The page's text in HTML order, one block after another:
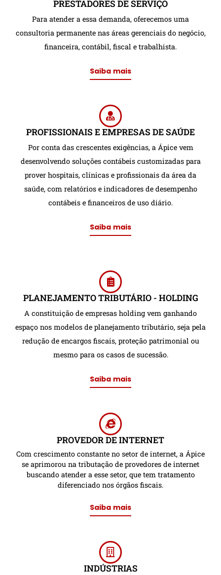
PRESTADORES DE SERVIÇO
Para atender a essa demanda, oferecemos uma
consultoria permanente nas áreas gerenciais do negócio,
financeira, contábil, fiscal e trabalhista.
Saiba mais
PROFISSIONAIS E EMPRESAS DE SAÚDE
Por conta das crescentes exigências, a Ápice vem
desenvolvendo soluções contábeis customizadas para
prover hospitais, clínicas e profissionais da área da
saúde, com relatórios e indicadores de desempenho
contábeis e financeiros de uso diário.
Saiba mais
PLANEJAMENTO TRIBUTÁRIO - HOLDING
A constituição de empresas holding vem ganhando
espaço nos modelos de planejamento tributário, seja pela
redução de encargos fiscais, proteção patrimonial ou
mesmo para os casos de sucessão.
Saiba mais
PROVEDOR DE INTERNET
Com crescimento constante no setor de internet, a Ápice
se aprimorou na tributação de provedores de internet
buscando atender a esse setor, que tem tratamento
diferenciado nos órgãos fiscais.
Saiba mais
INDÚSTRIAS